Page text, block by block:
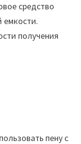
средство
емкости.
получения
пену с